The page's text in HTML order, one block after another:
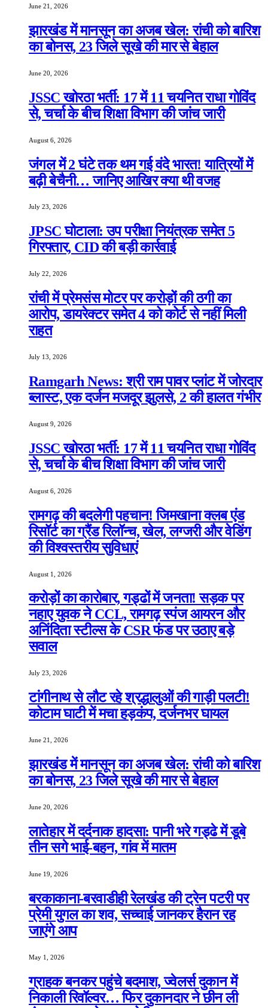
June 21, 2026
झारखंड में मानसून का अजब खेल: रांची को बारिश
का बोनस, 23 जिले सूखे की मार से बेहाल
June 20, 2026
JSSC खोरठा भर्ती: 17 में 11 चयनित राधा गोविंद
से, चर्चा के बीच शिक्षा विभाग की जांच जारी
August 6, 2026
जंगल में 2 घंटे तक थम गई वंदे भारत! यात्रियों में
बढ़ी बेचैनी… जानिए आखिर क्या थी वजह
July 23, 2026
JPSC घोटाला: उप परीक्षा नियंत्रक समेत 5
गिरफ्तार, CID की बड़ी कार्रवाई
July 22, 2026
रांची में प्रेमसंस मोटर पर करोड़ों की ठगी का
आरोप, डायरेक्टर समेत 4 को कोर्ट से नहीं मिली
राहत
July 13, 2026
Ramgarh News: श्री राम पावर प्लांट में जोरदार
ब्लास्ट, एक दर्जन मजदूर झुलसे, 2 की हालत गंभीर
August 9, 2026
JSSC खोरठा भर्ती: 17 में 11 चयनित राधा गोविंद
से, चर्चा के बीच शिक्षा विभाग की जांच जारी
August 6, 2026
रामगढ़ की बदलेगी पहचान! जिमखाना क्लब एंड
रिसॉर्ट का ग्रैंड रिलॉन्च, खेल, लग्जरी और वेडिंग
की विश्वस्तरीय सुविधाएं
August 1, 2026
करोड़ों का कारोबार, गड्ढों में जनता! सड़क पर
नहाए युवक ने CCL, रामगढ़ स्पंज आयरन और
अनिंदिता स्टील्स के CSR फंड पर उठाए बड़े
सवाल
July 23, 2026
टांगीनाथ से लौट रहे श्रद्धालुओं की गाड़ी पलटी!
कोटाम घाटी में मचा हड़कंप, दर्जनभर घायल
June 21, 2026
झारखंड में मानसून का अजब खेल: रांची को बारिश
का बोनस, 23 जिले सूखे की मार से बेहाल
June 20, 2026
लातेहार में दर्दनाक हादसा: पानी भरे गड्ढे में डूबे
तीन सगे भाई-बहन, गांव में मातम
June 19, 2026
बरकाकाना-बरवाडीही रेलखंड की ट्रेन पटरी पर
प्रेमी युगल का शव, सच्चाई जानकर हैरान रह
जाएंगे आप
May 1, 2026
ग्राहक बनकर पहुंचे बदमाश, ज्वेलर्स दुकान में
निकाली रिवॉल्वर… फिर दुकानदार ने छीन ली